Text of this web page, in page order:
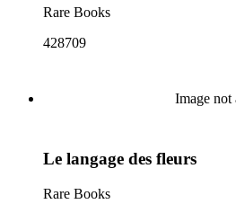
Rare Books
428709
Image not
Le langage des fleurs
Rare Books